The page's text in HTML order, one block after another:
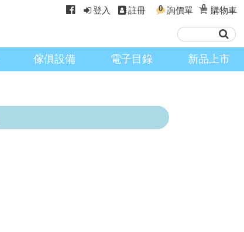
登入 註冊 0 詢價單 0 購物車
傢俱設備 電子目錄 新品上市